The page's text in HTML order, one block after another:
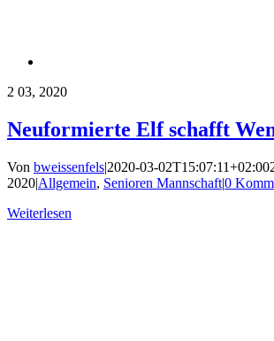
2 03, 2020
Neuformierte Elf schafft
Von bweissenfels|2020-03-02T15:07:11+02:00
2020|Allgemein, Senioren Mannschaft|0
Weiterlesen